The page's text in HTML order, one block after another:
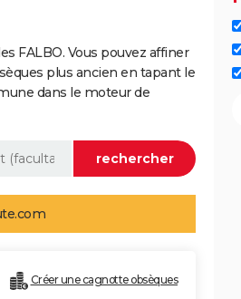
FALBO. Vous pouvez affiner
plus ancien en tapant le
dans le moteur de
Créer une cagnotte obsèques